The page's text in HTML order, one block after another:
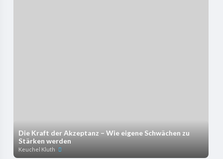
Die Kraft der Akzeptanz – Wie eigene Schwächen zu
Stärken werden
Keuchel Kluth